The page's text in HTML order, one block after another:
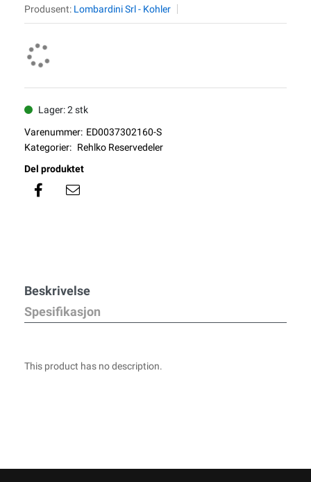
Produsent: Lombardini Srl - Kohler
Lager: 2 stk
Varenummer: ED0037302160-S
Kategorier: Rehlko Reservedeler
Del produktet
Beskrivelse
Spesifikasjon
This product has no description.